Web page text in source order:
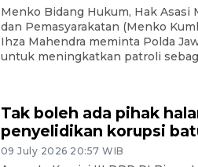
Menko Bidang Hukum, Hak Asasi
dan Pemasyarakatan (Menko
Ihza Mahendra meminta Polda
untuk meningkatkan patroli
Tak boleh ada pihak
penyelidikan korupsi
09 July 2026 20:57 WIB